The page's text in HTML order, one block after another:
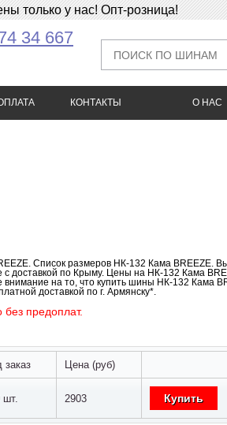
только у нас! Опт-розница!
34 667
КОНТАКТЫ О НАС
Список размеров НК-132 Кама BREEZE.
с доставкой по Крыму. Цены на НК-132 Кама
на то, что купить шины НК-132 Кама
доставкой по г. Армянску*.
предоплат.
заказ Цена (руб)
шт. 2903 Купить